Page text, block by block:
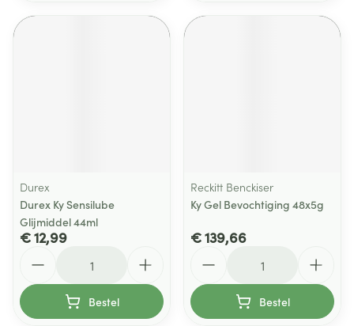
Durex
Durex Ky Sensilube
Glijmiddel 44ml
€ 12,99
Bestel
Reckitt Benckiser
Ky Gel Bevochtiging 48x5g
€ 139,66
Bestel